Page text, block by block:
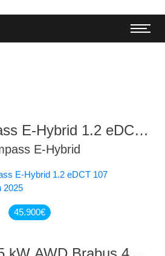
E-Hybrid 1.2 eDCT
Edition 2025
E-Hybrid
45.900€